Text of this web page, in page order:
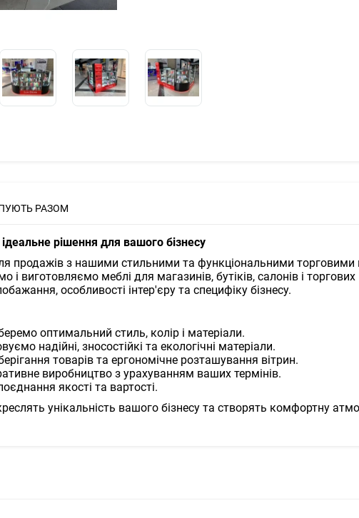
РАЗОМ
рішення для вашого бізнесу
продажів з нашими стильними та функціональними
виготовляємо меблі для магазинів, бутіків, салонів і торгових
особливості інтер'єру та специфіку бізнесу.
оптимальний стиль, колір і матеріали.
надійні, зносостійкі та екологічні матеріали.
товарів та ергономічне розташування вітрин.
виробництво з урахуванням ваших термінів.
якості та вартості.
унікальність вашого бізнесу та створять комфортну